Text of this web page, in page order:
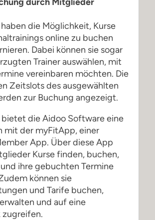
die Möglichkeit, Kurse
online zu buchen
Dabei können sie sogar
Trainer auswählen, mit
vereinbaren möchten. Die
Zeitslots des ausgewählten
zur Buchung angezeigt.
die Aidoo Software eine
mit der myFitApp, einer
App. Über diese App
Kurse finden, buchen,
ihre gebuchten Termine
können sie
und Tarife buchen,
und auf eine
zugreifen.